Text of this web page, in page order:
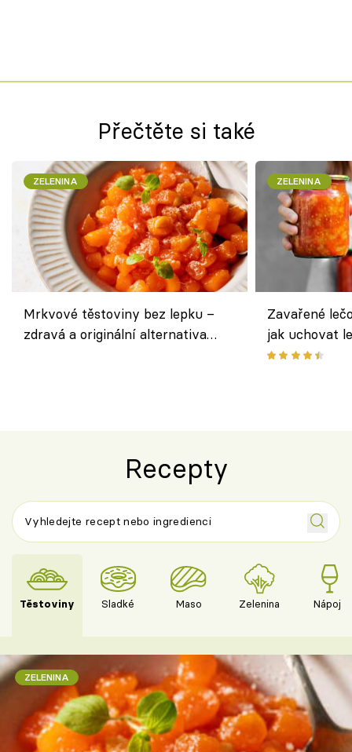
Přečtěte si také
ZELENINA
Mrkvové těstoviny bez lepku –
zdravá a originální alternativa
ZELENINA
Zavařené
jak uchovat
Recepty
Těstoviny Sladké Maso Zelenina Nápoje
ZELENINA